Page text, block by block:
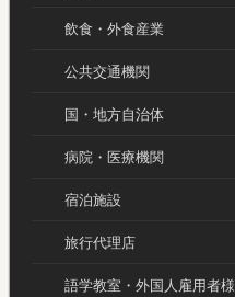
飲食・外食産業
公共交通機関
国・地方自治体
病院・医療機関
宿泊施設
旅行代理店
語学教室・外国人雇用者様